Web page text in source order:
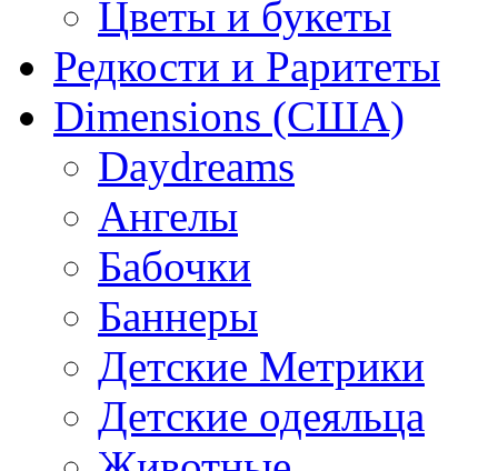
Цветы и букеты
Редкости и Раритеты
Dimensions (США)
Daydreams
Ангелы
Бабочки
Баннеры
Детские Метрики
Детские одеяльца